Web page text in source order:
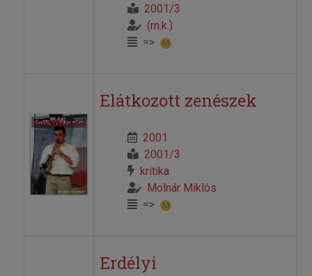
2001/3
(m.k.)
=>
Elátkozott zenészek
2001
2001/3
kritika
Molnár Miklós
=>
Erdélyi